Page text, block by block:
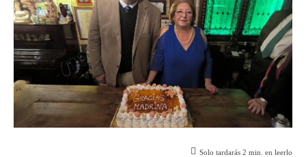
Solo tardarás 2 min. en leerlo